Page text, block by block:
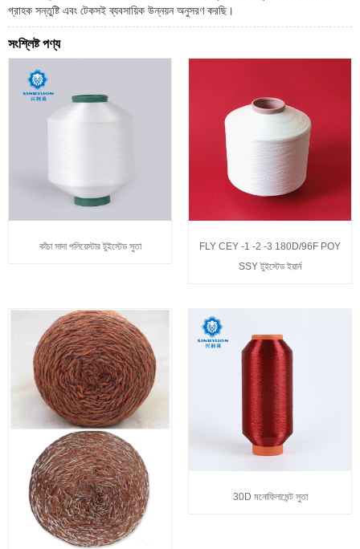
গ্রাহক সন্তুষ্টি এবং টেকসই ব্যবসায়িক উন্নয়ন অনুসরণ করছি।
সংশ্লিষ্ট পণ্য
কাঁচা সাদা পলিয়েস্টার টুইস্টেড সুতা
FLY CEY -1 -2 -3 180D/96F POY
SSY টুইস্টেড ইয়ার্ন
30D মনোফিলামেন্ট সুতা